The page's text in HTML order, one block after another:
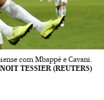
com Mbappé e Cavani.
TESSIER (REUTERS)